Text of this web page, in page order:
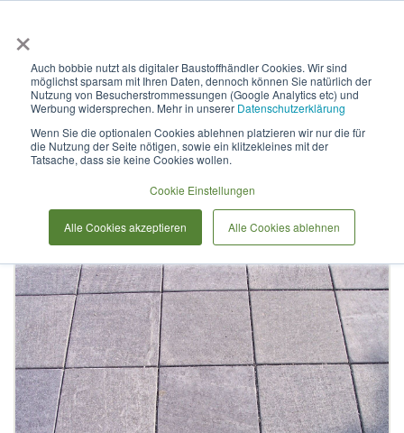
×
Auch bobbie nutzt als digitaler Baustoffhändler Cookies. Wir sind
möglichst sparsam mit Ihren Daten, dennoch können Sie natürlich der
Nutzung von Besucherstrommessungen (Google Analytics etc) und
Werbung widersprechen. Mehr in unserer Datenschutzerklärung
Wenn Sie die optionalen Cookies ablehnen platzieren wir nur die für
die Nutzung der Seite nötigen, sowie ein klitzekleines mit der
Tatsache, dass sie keine Cookies wollen.
Cookie Einstellungen
Alle Cookies akzeptieren Alle Cookies ablehnen
Bodenplatten "antik"
(diamantgeschliffen &
getrommelt) 40 cm x 20 cm
Bildergalerie
springen